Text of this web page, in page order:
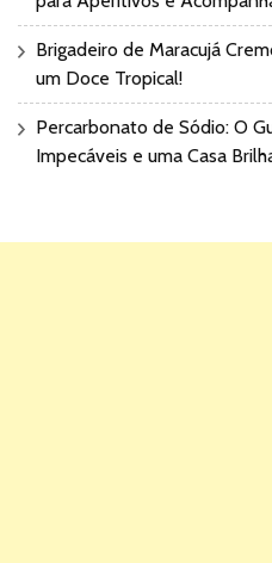
Brigadeiro de Maracujá
um Doce Tropical!
Percarbonato de Sódio: O
Impecáveis e uma Casa